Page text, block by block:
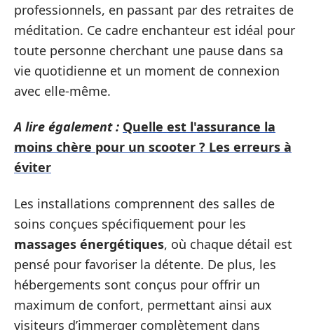
professionnels, en passant par des retraites de
méditation. Ce cadre enchanteur est idéal pour
toute personne cherchant une pause dans sa
vie quotidienne et un moment de connexion
avec elle-même.
A lire également : Quelle est l'assurance la
moins chère pour un scooter ? Les erreurs à
éviter
Les installations comprennent des salles de
soins conçues spécifiquement pour les
massages énergétiques, où chaque détail est
pensé pour favoriser la détente. De plus, les
hébergements sont conçus pour offrir un
maximum de confort, permettant ainsi aux
visiteurs d’immerger complètement dans